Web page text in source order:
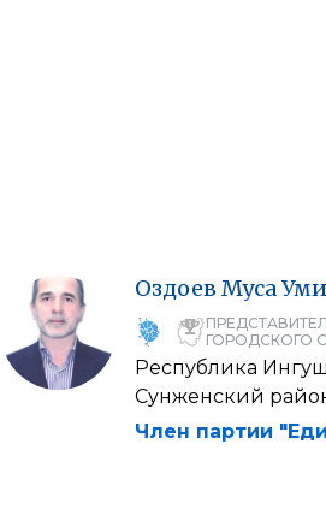
Оздоев Муса
ГОРОДСКОГО
Республика
Сунженский
Член партии